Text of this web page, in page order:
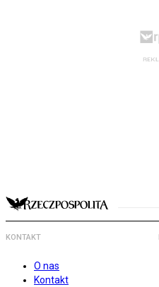
KONTAKT
O nas
Kontakt